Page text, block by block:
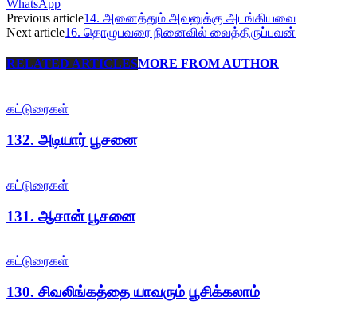
WhatsApp
Previous article14. அனைத்தும் அவனுக்கு அடங்கியவை
Next article16. தொழுபவரை நினைவில் வைத்திருப்பவன்
RELATED ARTICLESMORE FROM AUTHOR
கட்டுரைகள்
132. அடியார் பூசனை
கட்டுரைகள்
131. ஆசான் பூசனை
கட்டுரைகள்
130. சிவலிங்கத்தை யாவரும் பூசிக்கலாம்